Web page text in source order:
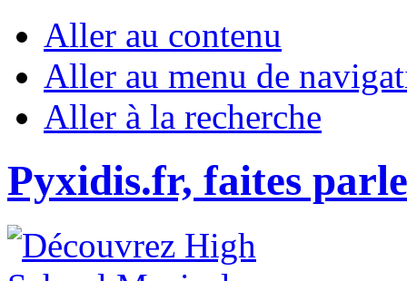
Aller au contenu
Aller au menu de
Aller à la recherche
Pyxidis.fr, faites